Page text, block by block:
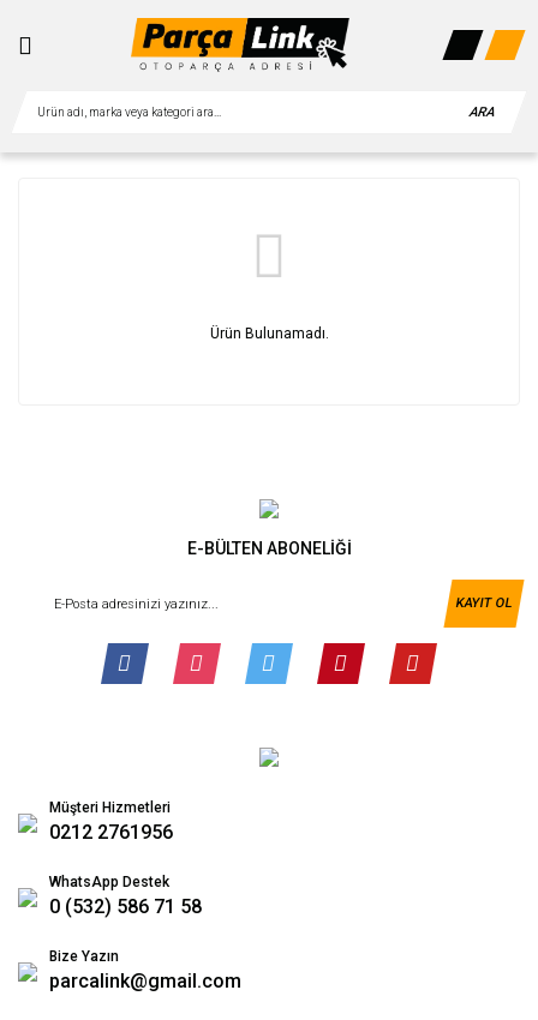
ARA
Ürün Bulunamadı.
E-BÜLTEN ABONELİĞİ
KAYIT OL
Müşteri Hizmetleri
0212 2761956
WhatsApp Destek
0 (532) 586 71 58
Bize Yazın
parcalink@gmail.com